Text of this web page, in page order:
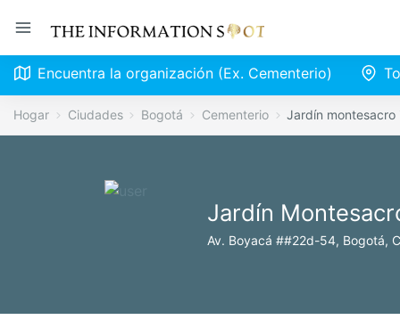
Encuentra la organización (Ex. Cementerio)
Hogar Ciudades Bogotá Cementerio Jardín montesacro
Jardín
Av. Boyacá ##22d-54, Bogotá,